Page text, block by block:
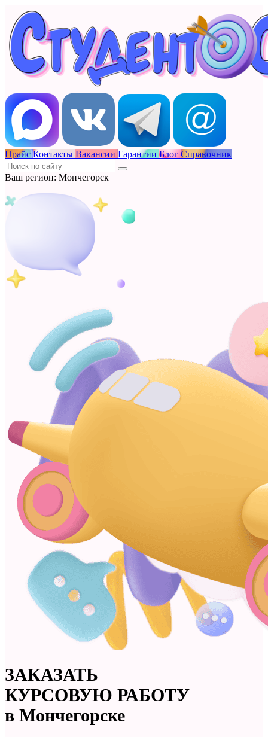
Прайс Контакты Вакансии Гарантии Блог Справочник
Ваш регион: Мончегорск
ЗАКАЗАТЬ
КУРСОВУЮ РАБОТУ
в Мончегорске